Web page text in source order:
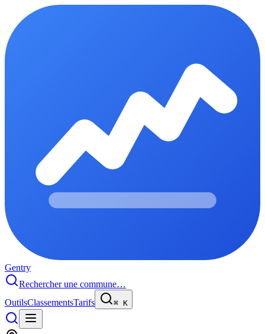
Gentry
Rechercher une commune…
OutilsClassementsTarifs ⌘ K